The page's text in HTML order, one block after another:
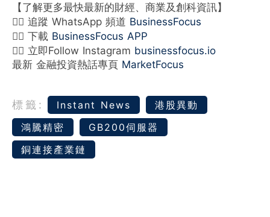
【了解更多最快最新的財經、商業及創科資訊】
👉🏻 追蹤 WhatsApp 頻道 BusinessFocus
👉🏻 下載 BusinessFocus APP
👉🏻 立即Follow Instagram businessfocus.io
最新 金融投資熱話專頁 MarketFocus
標籤: Instant News
港股異動
鴻騰精密
GB200伺服器
銅連接產業鏈